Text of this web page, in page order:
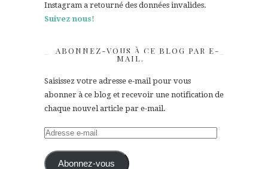
Instagram a retourné des données invalides.
Suivez nous!
ABONNEZ-VOUS À CE BLOG PAR E-
MAIL.
Saisissez votre adresse e-mail pour vous
abonner à ce blog et recevoir une notification de
chaque nouvel article par e-mail.
Adresse
mail Abonnez-vous